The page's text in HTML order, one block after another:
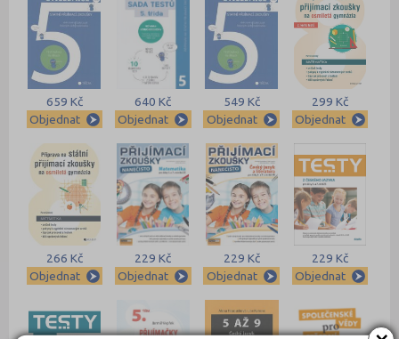
659 Kč
Objednat
640 Kč
Objednat
549 Kč
Objednat
299 Kč
Objednat
266 Kč
Objednat
229 Kč
Objednat
229 Kč
Objednat
229 Kč
Objednat